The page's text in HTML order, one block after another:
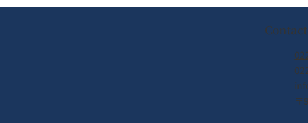
Contact
〒